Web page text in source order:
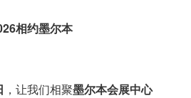
相约墨尔本
，让我们相聚墨尔本会展中心